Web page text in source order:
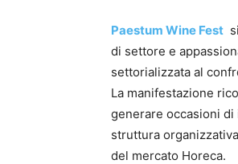
Paestum Wine Fest
di settore e
settorializzata al
La manifestazione
generare occasioni
struttura
del mercato Horeca.